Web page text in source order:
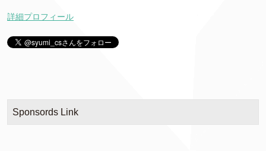
詳細プロフィール
Sponsords Link